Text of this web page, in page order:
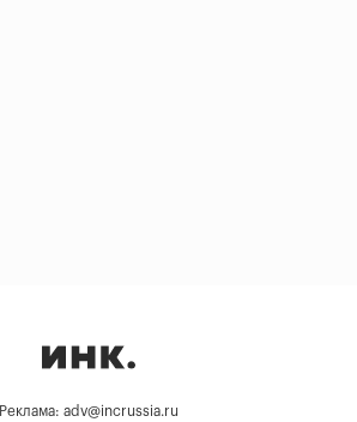
Реклама: adv@incrussia.ru